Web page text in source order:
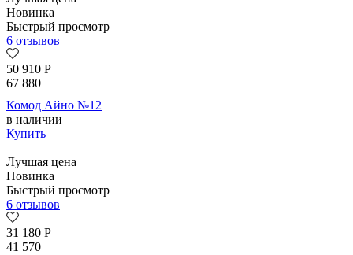
Новинка
Быстрый просмотр
6 отзывов
50 910 Р
67 880
Комод Айно №12
в наличии
Купить
Лучшая цена
Новинка
Быстрый просмотр
6 отзывов
31 180 Р
41 570